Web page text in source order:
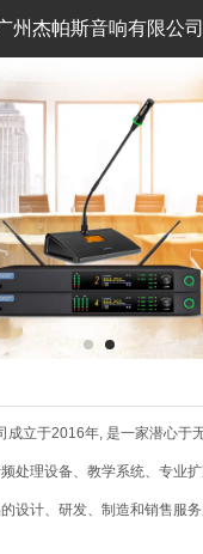
州杰帕斯音响有限公司
成立于2016年, 是一家潜心于
处理设备、教学系统、专业
设计、研发、制造和销售服务